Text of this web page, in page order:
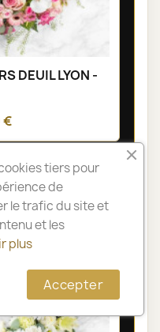
DEUIL LYON -
€
tiers pour
de
le trafic du site et
et les
plus
Accepter